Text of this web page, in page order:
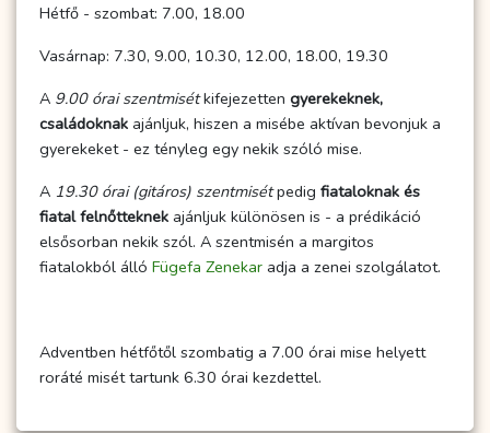
Hétfő - szombat: 7.00, 18.00
Vasárnap: 7.30, 9.00, 10.30, 12.00, 18.00, 19.30
A 9.00 órai szentmisétkifejezetten gyerekeknek,
családoknak ajánljuk, hiszen a misébe aktívan bevonjuk a
gyerekeket - ez tényleg egy nekik szóló mise.
A 19.30 órai (gitáros) szentmisétpedig fiataloknak és
fiatal felnőtteknek ajánljuk különösen is - a prédikáció
elsősorban nekik szól. A szentmisén a margitos
fiatalokból álló Fügefa Zenekar adja a zenei szolgálatot.
Adventben hétfőtől szombatig a 7.00 órai mise helyett
roráté misét tartunk 6.30 órai kezdettel.